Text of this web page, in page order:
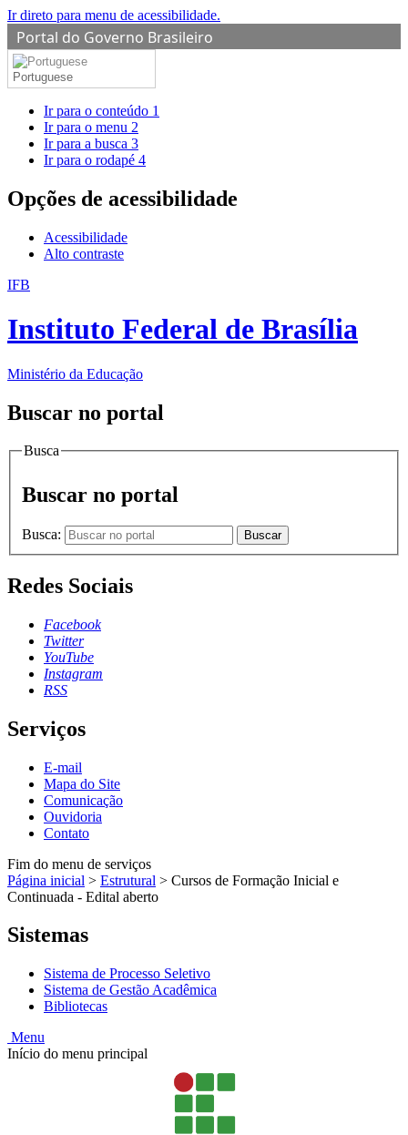
Ir direto para menu de acessibilidade.
Portal do Governo Brasileiro
Portuguese
Ir para o conteúdo 1
Ir para o menu 2
Ir para a busca 3
Ir para o rodapé 4
Opções de acessibilidade
Acessibilidade
Alto contraste
IFB
Instituto Federal de Brasília
Ministério da Educação
Buscar no portal
Busca
Buscar no portal
Busca: Buscar
Redes Sociais
Facebook
Twitter
YouTube
Instagram
RSS
Serviços
E-mail
Mapa do Site
Comunicação
Ouvidoria
Contato
Fim do menu de serviços
Página inicial > Estrutural > Cursos de Formação Inicial e
Continuada - Edital aberto
Sistemas
Sistema de Processo Seletivo
Sistema de Gestão Acadêmica
Bibliotecas
Menu
Início do menu principal